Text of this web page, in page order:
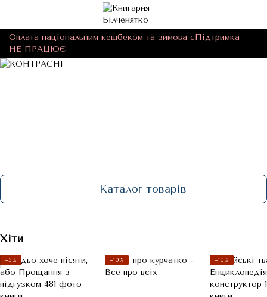
Оплата національним кешбеком та зимова єПідтримка
НЕ ПРАЦЮЄ
Каталог товарів
Хіти
−5% −10% −10%